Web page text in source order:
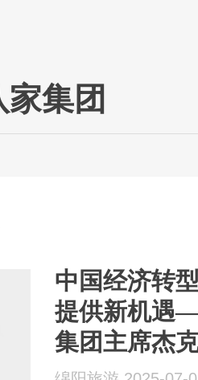
家集团
中国经济转
提供新机遇
集团主席杰